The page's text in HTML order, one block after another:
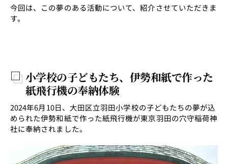
今回は、この夢のある活動について、紹介させていただきま
す。
小学校の子どもたち、伊勢和紙で作った
紙飛行機の奉納体験
2024年6月10日、大田区立羽田小学校の子どもたちの夢が込
められた伊勢和紙で作った紙飛行機が東京羽田の穴守稲荷神
社に奉納されました。